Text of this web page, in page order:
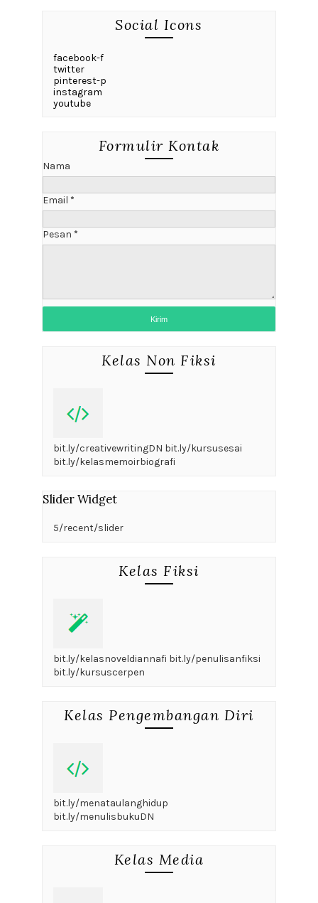
Social Icons
facebook-f
twitter
pinterest-p
instagram
youtube
Formulir Kontak
Nama
Email *
Pesan *
Kelas Non Fiksi
bit.ly/creativewritingDN bit.ly/kursusesai
bit.ly/kelasmemoirbiografi
Slider Widget
5/recent/slider
Kelas Fiksi
bit.ly/kelasnoveldiannafi bit.ly/penulisanfiksi
bit.ly/kursuscerpen
Kelas Pengembangan Diri
bit.ly/menataulanghidup
bit.ly/menulisbukuDN
Kelas Media